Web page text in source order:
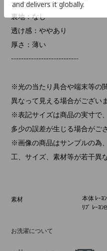
---------------------------
裏地：なし
透け感：ややあり
厚さ：薄い
---------------------------
※光の当たり具合や端末等の
異なって見える場合がござい
※表記サイズは商品の実寸で
多少の誤差が生じる場合がご
※画像の商品はサンプルの為
工、サイズ、素材等が若干異
素材
本体 ﾚｰﾖ
ﾘﾌﾞ ﾚｰﾖ
お洗濯について